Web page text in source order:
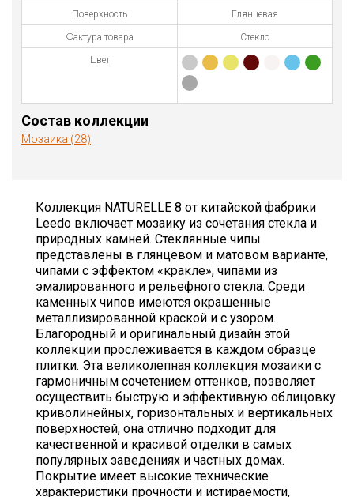
Поверхность Глянцевая
Фактура товара Стекло
Цвет
Состав коллекции
Мозаика (28)
Коллекция NATURELLE 8 от китайской фабрики
Leedo включает мозаику из сочетания стекла и
природных камней. Стеклянные чипы
представлены в глянцевом и матовом варианте,
чипами с эффектом «кракле», чипами из
эмалированного и рельефного стекла. Среди
каменных чипов имеются окрашенные
металлизированной краской и с узором.
Благородный и оригинальный дизайн этой
коллекции прослеживается в каждом образце
плитки. Эта великолепная коллекция мозаики с
гармоничным сочетением оттенков, позволяет
осуществить быструю и эффективную облицовку
криволинейных, горизонтальных и вертикальных
поверхностей, она отлично подходит для
качественной и красивой отделки в самых
популярных заведениях и частных домах.
Покрытие имеет высокие технические
характеристики прочности и истираемости,